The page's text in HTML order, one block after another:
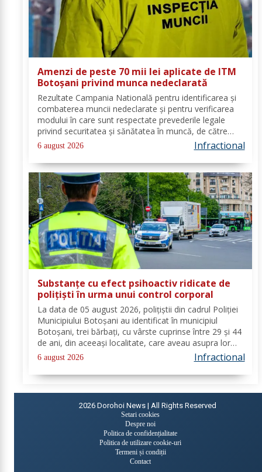
Amenzi de peste 70 mii lei aplicate de ITM
Botoșani privind munca nedeclarată
Rezultate Campania Natională pentru identificarea și
combaterea muncii nedeclarate și pentru verificarea
modului în care sunt respectate prevederile legale
privind securitatea și sănătatea în muncă, de către
angajatorii care desfășoară activități în domeniul
Industria alimentară - cod CAEN 10....
6 august 2026 Infractional
Substanțe cu efect psihoactiv ridicate de
polițiști în urma unui control corporal
La data de 05 august 2026, polițiștii din cadrul Poliției
Municipiului Botoșani au identificat în municipiul
Botoșani, trei bărbați, cu vârste cuprinse între 29 și 44
de ani, din aceeași localitate, care aveau asupra lor
substanțe psihoactive. În urma efectuării controlului
corporal asupra unuia...
6 august 2026 Infractional
2026 Dorohoi News | All Rights Reserved
Setari cookies
Despre noi
Politica de confidențialitate
Politica de utilizare cookie-uri
Termeni și condiții
Contact